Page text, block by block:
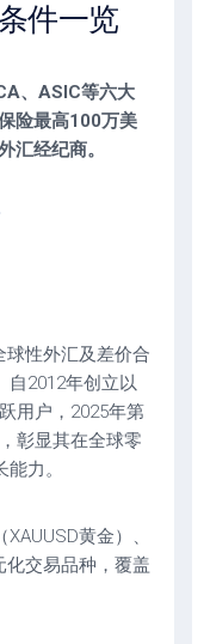
件一览
、ASIC等六大
险最高100万美
汇经纪商。
球性外汇及差价合
自2012年创立以
用户，2025年第
彰显其在全球零
力。
黄金）、
化交易品种，覆盖